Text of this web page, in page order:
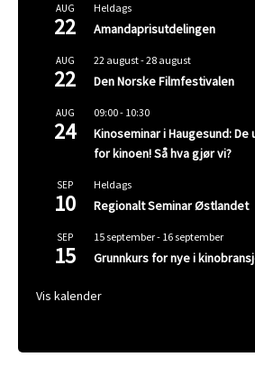
AUG
22
Heldags
Amandaprisutdelingen
AUG
22
22 august-28 august
Den Norske Filmfestivalen
AUG
24
09:00- 10:30
Kinoseminar i Haugesund:
for kinoen! Så hva gjør vi?
SEP
10
Heldags
Regionalt Seminar Østlandet
SEP
15
15 september- 16 september
Grunnkurs for nye i
Vis kalender